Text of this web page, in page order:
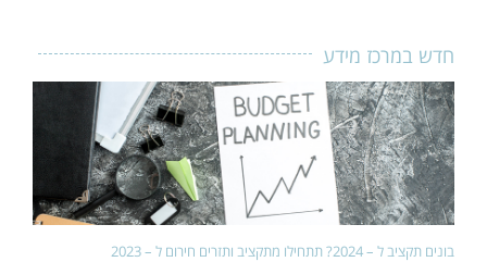
חדש במרכז מידע
בונים תקציב ל – 2024? תתחילו מתקציב ותזרים חירום ל – 2023